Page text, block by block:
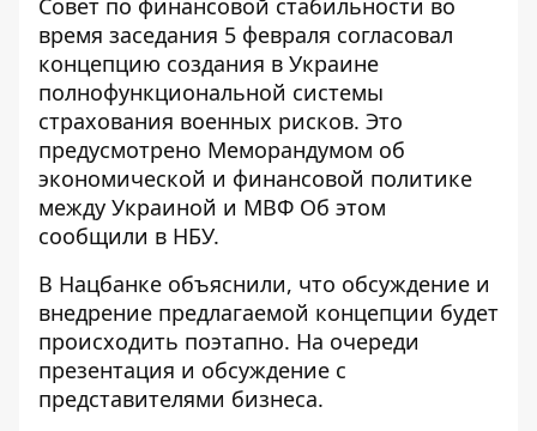
Совет по финансовой стабильности во
время заседания 5 февраля согласовал
концепцию создания в Украине
полнофункциональной системы
страхования военных рисков. Это
предусмотрено Меморандумом об
экономической и финансовой политике
между Украиной и МВФ Об этом
сообщили в НБУ.
В Нацбанке объяснили, что обсуждение и
внедрение предлагаемой концепции будет
происходить поэтапно. На очереди
презентация и обсуждение с
представителями бизнеса.